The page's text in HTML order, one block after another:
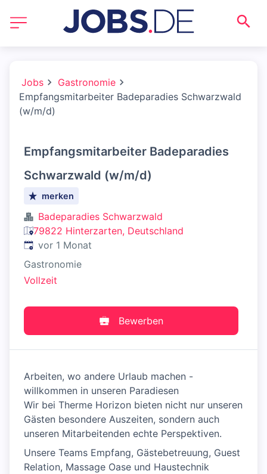
Jobs
Gastronomie
Empfangsmitarbeiter Badeparadies Schwarzwald
(w/m/d)
Empfangsmitarbeiter Badeparadies
Schwarzwald (w/m/d)
merken
Badeparadies Schwarzwald
79822 Hinterzarten, Deutschland
Veröffentlicht:
vor 1 Monat
Gastronomie
Vollzeit
Bewerben
Arbeiten, wo andere Urlaub machen -
willkommen in unseren Paradiesen
Wir bei Therme Horizon bieten nicht nur unseren
Gästen besondere Auszeiten, sondern auch
unseren Mitarbeitenden echte Perspektiven.
Unsere Teams Empfang, Gästebetreuung, Guest
Relation, Massage Oase und Haustechnik